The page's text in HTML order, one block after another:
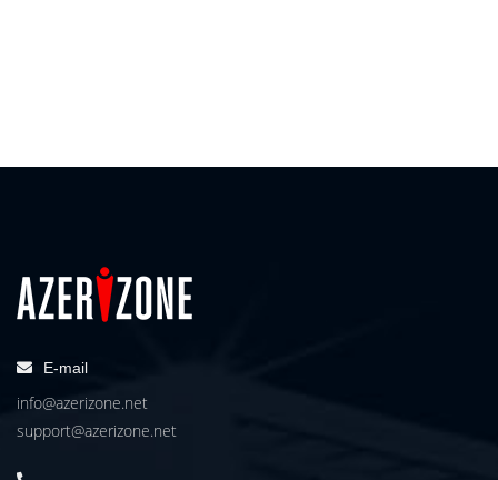
E-mail
info@azerizone.net
support@azerizone.net